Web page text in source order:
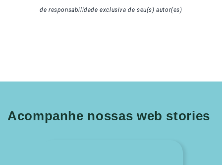
de responsabilidade exclusiva de seu(s) autor(es)
Acompanhe nossas web stories